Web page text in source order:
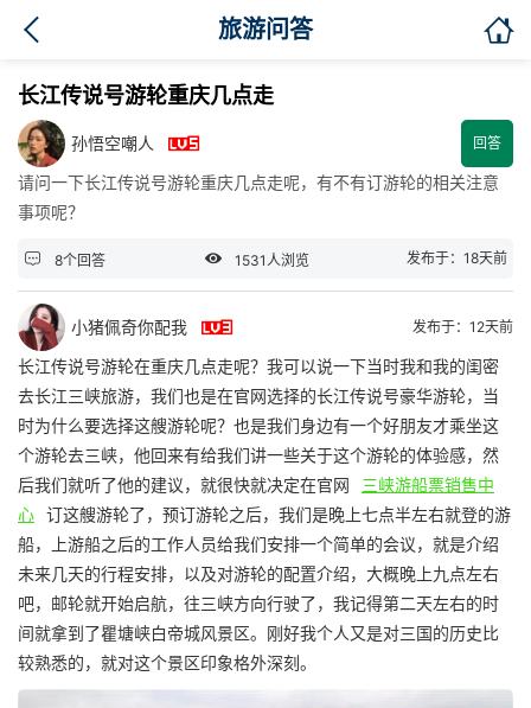
旅游问答 
长江传说号游轮重庆几点走
孙悟空嘲人  回答
请问一下长江传说号游轮重庆几点走呢，有不有订游轮的相关注意
事项呢？
 8个回答  1531人浏览 发布于：18天前
小猪佩奇你配我  发布于：12天前
长江传说号游轮在重庆几点走呢？我可以说一下当时我和我的闺密
去长江三峡旅游，我们也是在官网选择的长江传说号豪华游轮，当
时为什么要选择这艘游轮呢？也是我们身边有一个好朋友才乘坐这
个游轮去三峡，他回来有给我们讲一些关于这个游轮的体验感，然
后我们就听了他的建议，就很快就决定在官网
三峡游船票销售中
心 订这艘游轮了，预订游轮之后，我们是晚上七点半左右就登的游
船，上游船之后的工作人员给我们安排一个简单的会议，就是介绍
未来几天的行程安排，以及对游轮的配置介绍，大概晚上九点左右
吧，邮轮就开始启航，往三峡方向行驶了，我记得第二天左右的时
间就拿到了瞿塘峡白帝城风景区。刚好我个人又是对三国的历史比
较熟悉的，就对这个景区印象格外深刻。